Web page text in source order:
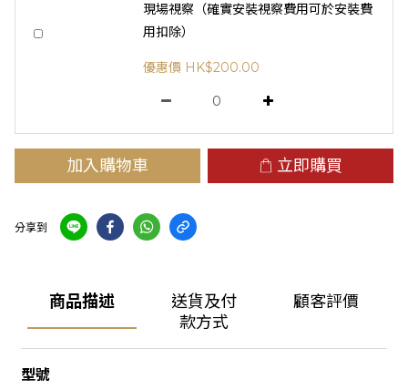
現場視察（確實安裝視察費用可於安裝費
用扣除）
優惠價 HK$200.00
加入購物車 立即購買
分享到
商品描述
送貨及付
款方式
顧客評價
型號